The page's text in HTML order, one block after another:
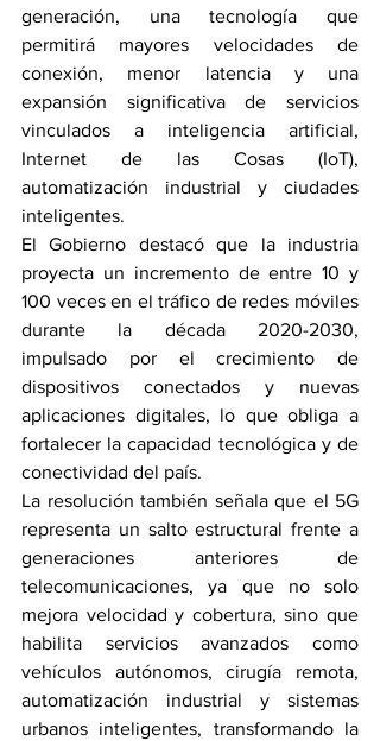
generación, una tecnología que
permitirá mayores velocidades de
conexión, menor latencia y una
expansión significativa de servicios
vinculados a inteligencia artificial,
Internet de las Cosas (IoT),
automatización industrial y ciudades
inteligentes.
El Gobierno destacó que la industria
proyecta un incremento de entre 10 y
100 veces en el tráfico de redes móviles
durante la década 2020-2030,
impulsado por el crecimiento de
dispositivos conectados y nuevas
aplicaciones digitales, lo que obliga a
fortalecer la capacidad tecnológica y de
conectividad del país.
La resolución también señala que el 5G
representa un salto estructural frente a
generaciones anteriores de
telecomunicaciones, ya que no solo
mejora velocidad y cobertura, sino que
habilita servicios avanzados como
vehículos autónomos, cirugía remota,
automatización industrial y sistemas
urbanos inteligentes, transformando la